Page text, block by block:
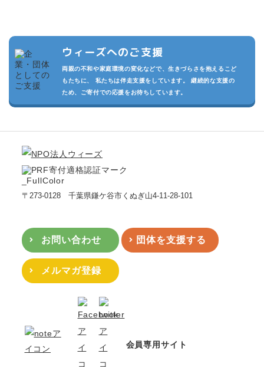
ウィーズへのご支援
両親の不和や家庭環境の変化などで、生きづらさを抱えるこど
もたちに、 私たちは伴走支援をしています。 継続的な支援の
ため、ご寄付での応援をお待ちしています。
〒273-0128 千葉県鎌ケ谷市くぬぎ山4-11-28-101
お問い合わせ 団体を支援する
メルマガ登録
会員専用サイト